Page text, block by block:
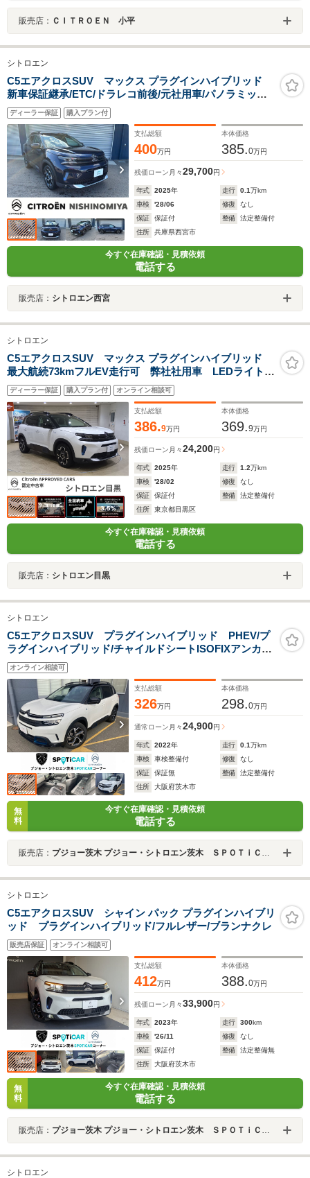
販売店： ＣＩＴＲＯＥＮ 小平
シトロエン
C5エアクロスSUV マックス プラグインハイブリッド
新車保証継承/ETC/ドラレコ前後/元社用車/パノラミック
サンルーフ/LEDヘッドライト/クルーズコントロール/レー
ンキープアシスト/カープレイ/アンドロイドオート/純正18
インチアロイホイール/
ディーラー保証 購入プラン付
支払総額
400万円
本体価格
385.0万円
残価ローン 月々29,700円
年式 2025年 走行 0.1万km
車検
'28/06 修復
なし
保証
保証付 整備
法定整備付
住所
兵庫県西宮市
今すぐ在庫確認・見積依頼
電話する
販売店： シトロエン西宮
シトロエン
C5エアクロスSUV マックス プラグインハイブリッド
最大航続73kmフルEV走行可 弊社社用車 LEDライト
18インチAW パノラミックサンルーフ 4コーナーセン
サー&バックカメラ アドバンスドコンフォート
A.D.A.S先進予防安全性能 AppleCarPlay&AndroidAuto
ディーラー保証 購入プラン付 オンライン相談可
支払総額
386.9万円
本体価格
369.9万円
残価ローン 月々24,200円
年式 2025年 走行 1.2万km
車検
'28/02 修復
なし
保証
保証付 整備
法定整備付
住所
東京都目黒区
今すぐ在庫確認・見積依頼
電話する
販売店： シトロエン目黒
シトロエン
C5エアクロスSUV プラグインハイブリッド PHEV/プ
ラグインハイブリッド/チャイルドシートISOFIXアンカー/
タイヤ空気圧警告灯/8インチタッチスクリーン/パノラミ
ックガラスサンルーフ/先進運転支援システム/バックカメ
ラ(トップリアビジョン機能付)/Bluetooth
オンライン相談可
支払総額
326万円
本体価格
298.0万円
通常ローン 月々24,900円
年式 2022年 走行 0.1万km
車検
車検整備付 修復
なし
保証
保証無 整備
法定整備付
住所
大阪府茨木市
無
料
今すぐ在庫確認・見積依頼
電話する
販売店： プジョー茨木 プジョー・シトロエン茨木 ＳＰＯＴｉＣＡＲコーナー
シトロエン
C5エアクロスSUV シャイン パック プラグインハイブリ
ッド プラグインハイブリッド/フルレザー/ブランナクレ
販売店保証 オンライン相談可
支払総額
412万円
本体価格
388.0万円
残価ローン 月々33,900円
年式 2023年 走行 300km
車検
'26/11 修復
なし
保証
保証付 整備
法定整備無
住所
大阪府茨木市
無
料
今すぐ在庫確認・見積依頼
電話する
販売店： プジョー茨木 プジョー・シトロエン茨木 ＳＰＯＴｉＣＡＲコーナー
シトロエン